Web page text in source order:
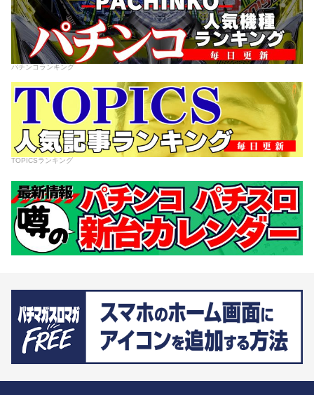
パチンコランキング
TOPICSランキング